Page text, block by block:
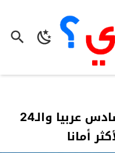
المغرب يحل في المركز السادس عربيا والـ24
أمانا